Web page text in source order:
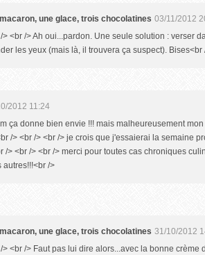
une glace, trois chocolatines 03/11/2012
> <br /> Ah oui...pardon. Une seule solution : verser
les yeux (mais là, il trouvera ça suspect). Bises<br
2012 11:24
ça donne bien envie !!! mais malheureusement
/> <br /> <br /> je crois que j'essaierai la semaine
/> <br /> <br /> merci pour toutes cas chroniques
autres!!!<br />
une glace, trois chocolatines 31/10/2012
> <br /> Faut pas lui dire alors...avec la bonne crème